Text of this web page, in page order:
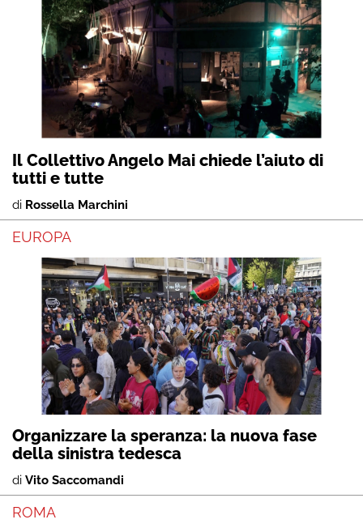
Il Collettivo Angelo Mai chiede l’aiuto di
tutti e tutte
di Rossella Marchini
EUROPA
Organizzare la speranza: la nuova fase
della sinistra tedesca
di Vito Saccomandi
ROMA